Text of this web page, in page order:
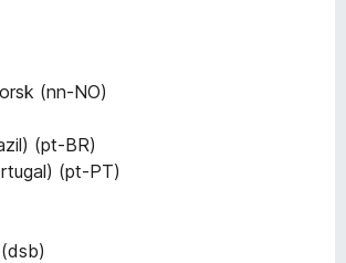
(nn-NO)
(pt-BR)
(pt-PT)